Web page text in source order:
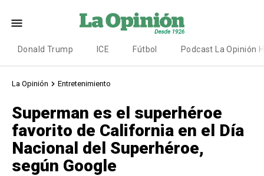
Donald Trump ICE Fútbol Podcast La Opinión
La Opinión Entretenimiento
Superman es el superhéroe
favorito de California en el Día
Nacional del Superhéroe,
según Google